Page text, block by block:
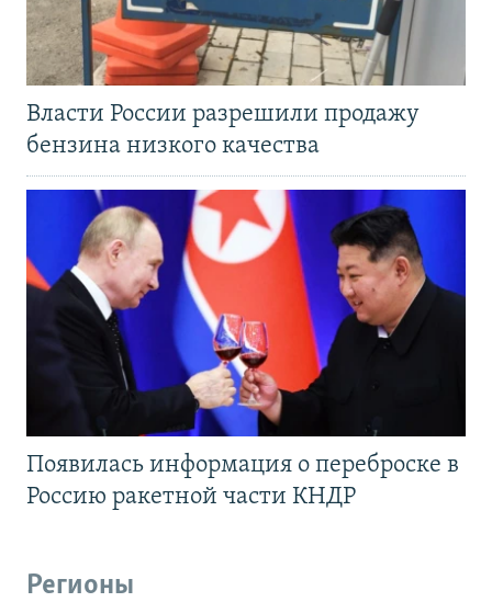
Власти России разрешили продажу
бензина низкого качества
Появилась информация о переброске в
Россию ракетной части КНДР
Регионы